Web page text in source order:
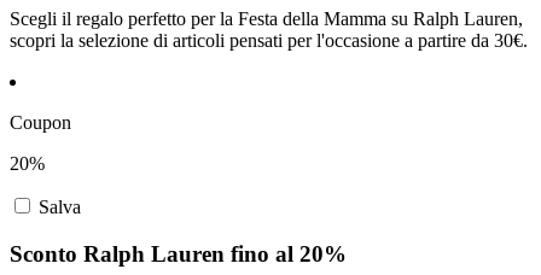
Scegli il regalo perfetto per la Festa della Mamma su Ralph Lauren,
scopri la selezione di articoli pensati per l'occasione a partire da 30€.
Coupon
20%
Salva
Sconto Ralph Lauren fino al 20%